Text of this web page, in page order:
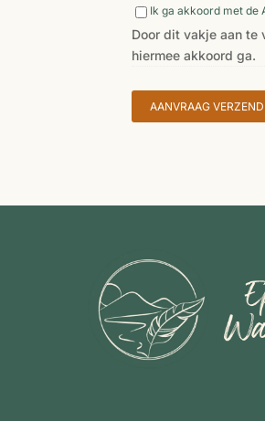
Door
dit
vakje
aan
vinken,
bevestig
Algemene
zowel
Episode
Wanderful
als
de
organisatie
Ik ga akkoord met de
Door dit vakje aan te
hiermee akkoord ga.